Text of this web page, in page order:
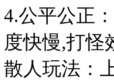
4.公平公正
度快慢,打怪
散人玩法：